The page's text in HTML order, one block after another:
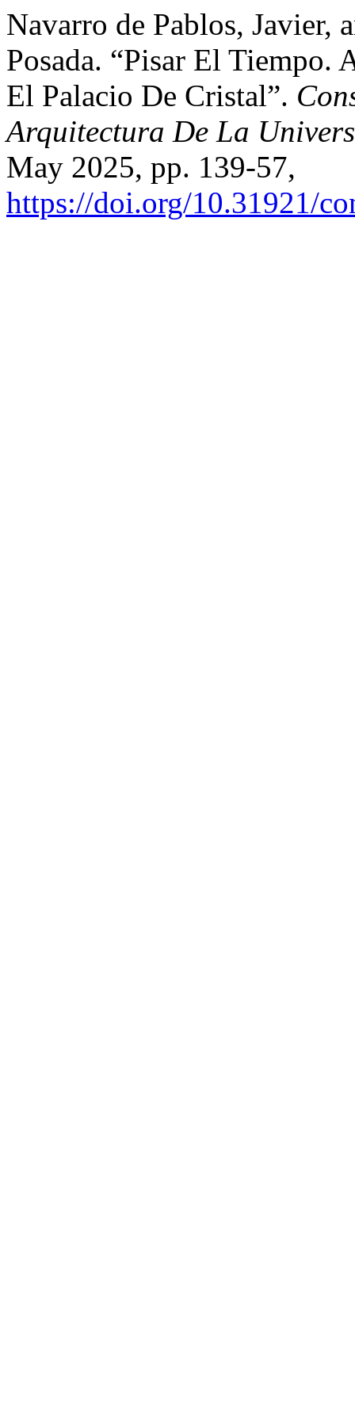
Navarro de Pablos, Javier,
Posada. “Pisar El Tiempo.
El Palacio De Cristal”.
Arquitectura De La
May 2025, pp. 139-57,
https://doi.org/10.31921/